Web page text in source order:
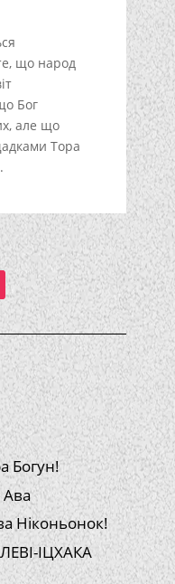
що народ
Бог
але що
Тора
Богун!
Ава
Ніконьонок!
ІЦХАКА